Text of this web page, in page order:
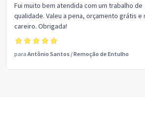
Fui muito bem atendida com um trabalho de
qualidade. Valeu a pena, orçamento grátis e
careiro. Obrigada!
para Antônio Santos /Remoção de Entulho